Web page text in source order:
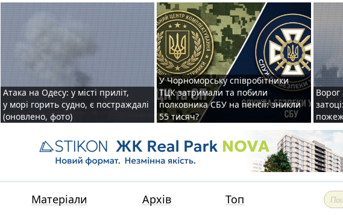
Атака на Одесу: у місті приліт,
у морі горить судно, є постраждалі
(оновлено, фото)
У Чорноморську співробітники
ТЦК затримали та побили
полковника СБУ на пенсії: зникли
55 тисяч?
Ворог
Матеріали Архів Топ